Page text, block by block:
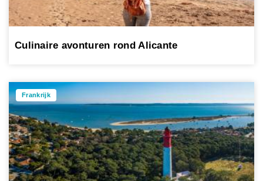
Culinaire avonturen rond Alicante
Frankrijk